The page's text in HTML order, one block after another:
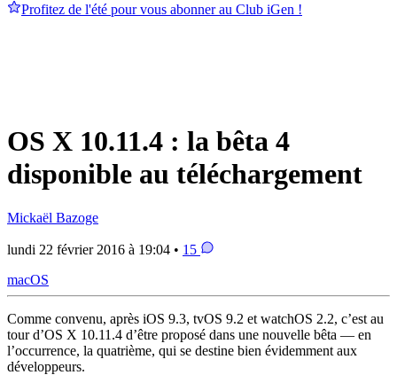
Profitez de l'été pour vous abonner au Club iGen !
OS X 10.11.4 : la bêta 4
disponible au téléchargement
Mickaël Bazoge
lundi 22 février 2016 à 19:04 • 15
macOS
Comme convenu, après iOS 9.3, tvOS 9.2 et watchOS 2.2, c’est au
tour d’OS X 10.11.4 d’être proposé dans une nouvelle bêta — en
l’occurrence, la quatrième, qui se destine bien évidemment aux
développeurs.